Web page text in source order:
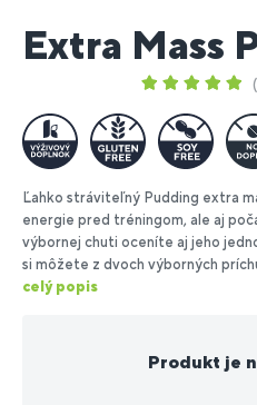
Extra Mass
Ľahko stráviteľný Pudding extra
energie pred tréningom, ale aj
výbornej chuti oceníte aj jeho
si môžete z dvoch výborných
celý popis
Produkt je